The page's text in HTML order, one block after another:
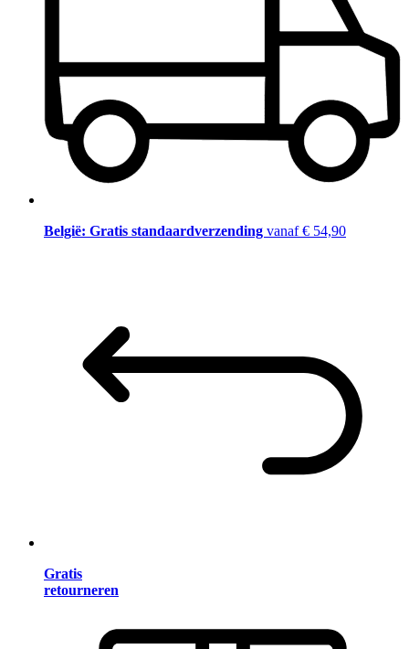
België: Gratis standaardverzending vanaf € 54,90
Gratis
retourneren